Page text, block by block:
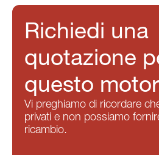
Richiedi una
quotazione
questo
Vi preghiamo di ricordare
privati e non possiamo
ricambio.